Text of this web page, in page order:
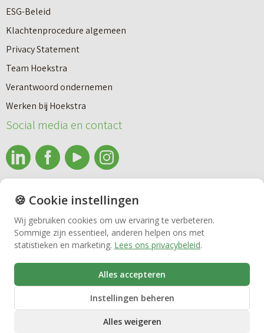
Nieuwbouw
Huren
Bedrijfsmakelaardij
Vastgoedbeheer
VvE beheer
Zorgwoningen
e
e
n
n
i
e
u
o
w
u
ESG-Beleid
Klachtenprocedure algemeen
Privacy Statement
Team Hoekstra
Verantwoord ondernemen
Werken bij Hoekstra
Social media en contact
info@makelaardijhoekstra.nl
Alle contactgegevens
Bekijk de laatste nieuwsbrief van Makelaardij Hoekstra
Inschrijven nieuwsbrief Makelaardij Hoekstra
🍪 Cookie instellingen
Wij gebruiken cookies om uw ervaring te verbeteren.
Sommige zijn essentieel, anderen helpen ons met
statistieken en marketing. Lees ons privacybeleid.
Alles accepteren
Instellingen beheren
Alles weigeren